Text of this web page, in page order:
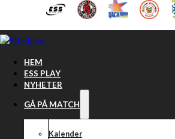
Hoppa till huvudinnehåll Hoppa till sidfot
HEM
ESS PLAY
NYHETER
GÅ PÅ MATCH
Kalender